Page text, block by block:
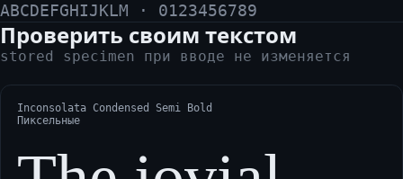
ABCDEFGHIJKLM · 0123456789
Проверить своим текстом
stored specimen при вводе не изменяется
Inconsolata Condensed Semi Bold
Пиксельные